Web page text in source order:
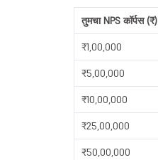
तुमचा NPS कॉर्पस (₹)
₹1,00,000
₹5,00,000
₹10,00,000
₹25,00,000
₹50,00,000